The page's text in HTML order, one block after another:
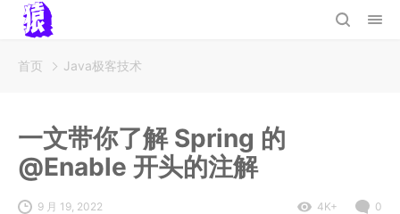
首页 Java极客技术
一文带你了解 Spring 的
@Enable 开头的注解
9 月 19, 2022 4K+ 0